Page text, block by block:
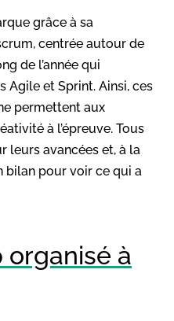
grâce à sa
centrée autour de
de l’année qui
Agile et Sprint. Ainsi, ces
permettent aux
à l’épreuve. Tous
leurs avancées et, à la
bilan pour voir ce qui a
à